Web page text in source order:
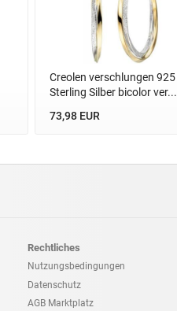
Creolen verschlungen 925
Sterling Silber bicolor ver...
73,98 EUR
Rechtliches
Nutzungsbedingungen
Datenschutz
AGB Marktplatz